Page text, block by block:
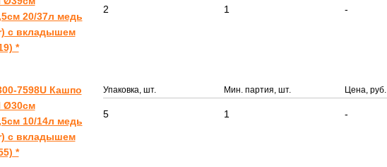
20/37л медь
с вкладышем
*
2 1 -
7598U Кашпо
10/14л медь
с вкладышем
*
Упаковка, шт. Мин. партия, шт. Цена, руб.
5 1 -